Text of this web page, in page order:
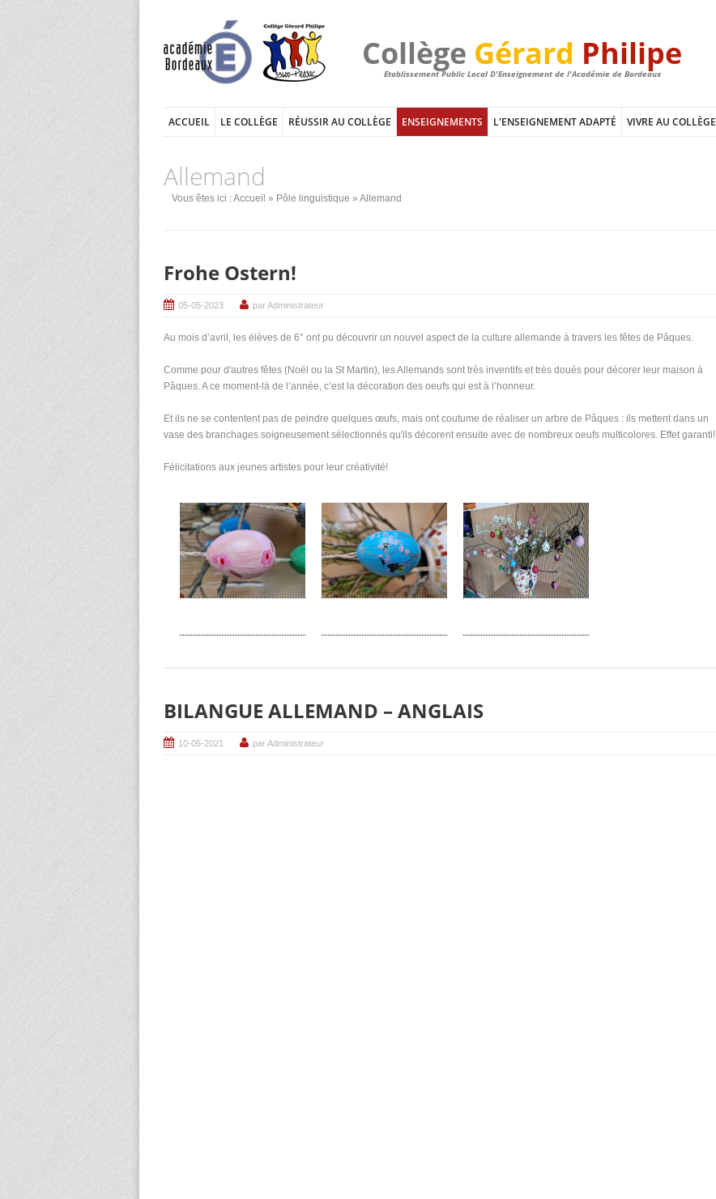
Collège Gérard Philipe
Etablissement Public Local D'Enseignement de l'Académie de Bordeaux
ACCUEIL LE COLLÈGE RÉUSSIR AU COLLÈGE ENSEIGNEMENTS L'ENSEIGNEMENT ADAPTÉ VIVRE AU COLLÈGE
Allemand
Vous êtes ici :Accueil » Pôle linguistique » Allemand
Frohe Ostern!
05-05-2023 par Administrateur
Au mois d’avril, les élèves de 6° ont pu découvrir un nouvel aspect de la culture allemande à travers les fêtes de Pâques.
Comme pour d'autres fêtes (Noël ou la St Martin), les Allemands sont très inventifs et très doués pour décorer leur maison à
Pâques. A ce moment-là de l’année, c’est la décoration des oeufs qui est à l’honneur.
Et ils ne se contentent pas de peindre quelques œufs, mais ont coutume de réaliser un arbre de Pâques : ils mettent dans un
vase des branchages soigneusement sélectionnés qu'ils décorent ensuite avec de nombreux oeufs multicolores. Effet garanti!
Félicitations aux jeunes artistes pour leur créativité!
BILANGUE ALLEMAND – ANGLAIS
10-05-2021 par Administrateur